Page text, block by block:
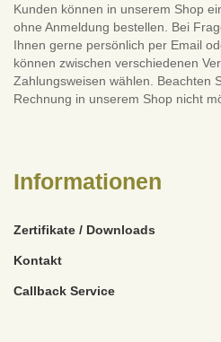
Kunden können in unserem Shop
ohne Anmeldung bestellen. Bei
Ihnen gerne persönlich per Email
können zwischen verschiedenen
Zahlungsweisen wählen. Beachten
Rechnung in unserem Shop nicht
Informationen
Zertifikate / Downloads
Kontakt
Callback Service